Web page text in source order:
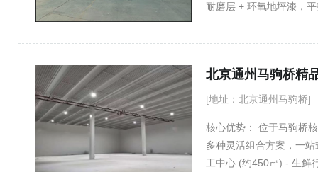
高端制造业、装备组装
耐磨层 + 环氧地坪漆，
规，安全有保障。 付款
空间布局灵活高效： 总
米净高可轻松搭建阁楼
硬： 建筑坚固： 砖混结
耐磨、防尘、抗压，满
库房的巨大优势，特别
[地址：北京通州马驹桥]
核心优势： 位于马驹桥
多种灵活组合方案，一
工中心 (约450㎡) - 生鲜